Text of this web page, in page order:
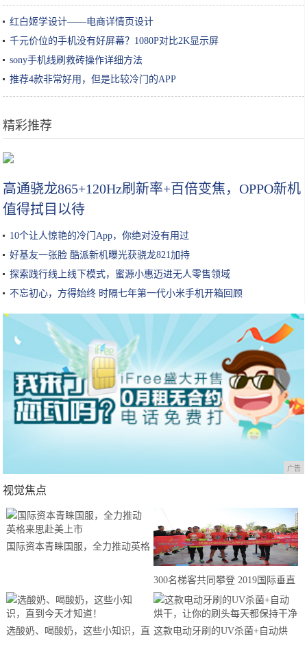
红白姬学设计——电商详情页设计
千元价位的手机没有好屏幕？1080P对比2K显示屏
sony手机线刷救砖操作详细方法
推荐4款非常好用，但是比较冷门的APP
精彩推荐
高通骁龙865+120Hz刷新率+百倍变焦，OPPO新机
值得拭目以待
10个让人惊艳的冷门App，你绝对没有用过
好基友一张脸 酷派新机曝光获骁龙821加持
探索践行线上线下模式，蜜源小惠迈进无人零售领域
不忘初心，方得始终 时隔七年第一代小米手机开箱回顾
广告
视觉焦点
国际资本青睐国服，全力推动英格
300名梯客共同攀登 2019国际垂直
马拉松超级精英赛顺德海骏达中心
站欢乐开跑
选酸奶、喝酸奶，这些小知识，直 这款电动牙刷的UV杀菌+自动烘